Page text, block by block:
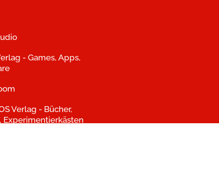
- Games, Apps,
Verlag - Bücher,
Experimentierkästen